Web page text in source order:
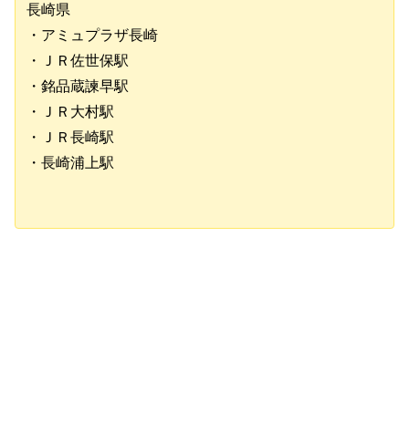
長崎県
・アミュプラザ長崎
・ＪＲ佐世保駅
・銘品蔵諫早駅
・ＪＲ大村駅
・ＪＲ長崎駅
・長崎浦上駅